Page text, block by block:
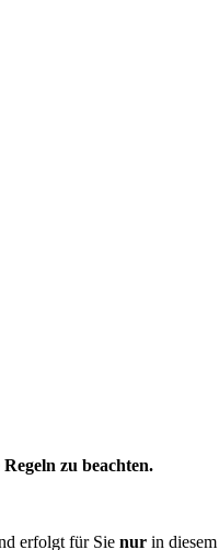
zu beachten.
erfolgt für Sie nur in